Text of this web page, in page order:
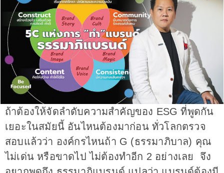
ถ้าต้องให้จัดลำดับความสำคัญของ ESG ที่พูดกัน
เยอะในสมัยนี้ อันไหนต้องมาก่อน ทั่วโลกตรวจ
สอบแล้วว่า องค์กรไหนถ้า G (ธรรมาภิบาล) คุณ
ไม่เด่น หรือขาดไป ไม่ต้องทำอีก 2 อย่างเลย จึง